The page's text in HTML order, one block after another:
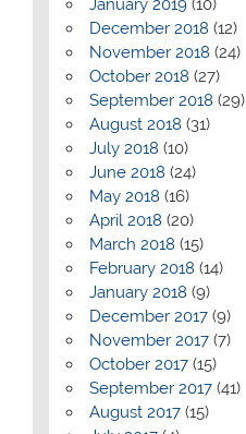
January 2019(10)
December 2018 (12)
November 2018 (24)
October 2018 (27)
September 2018 (29)
August 2018 (31)
July 2018 (10)
June 2018 (24)
May 2018 (16)
April 2018 (20)
March 2018 (15)
February 2018 (14)
January 2018 (9)
December 2017(9)
November 2017(7)
October 2017(15)
September 2017(41)
August 2017(15)